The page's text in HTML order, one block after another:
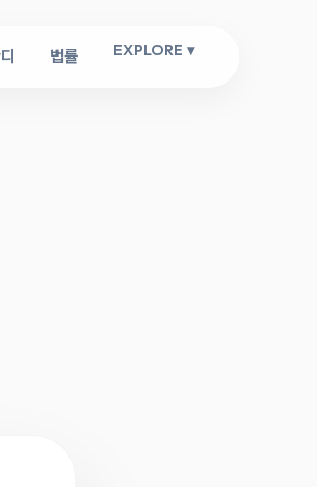
법률 EXPLORE ▾